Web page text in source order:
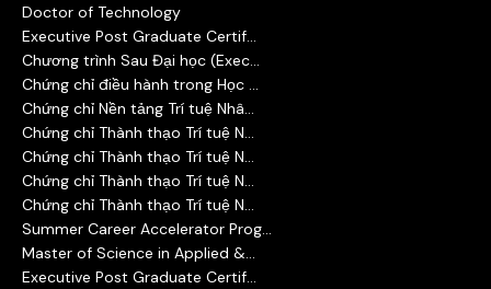
Doctor of Technology
Executive Post Graduate Certif...
Chương trình Sau Đại học (Exec...
Chứng chỉ điều hành trong Học ...
Chứng chỉ Nền tảng Trí tuệ Nhâ...
Chứng chỉ Thành thạo Trí tuệ N...
Chứng chỉ Thành thạo Trí tuệ N...
Chứng chỉ Thành thạo Trí tuệ N...
Chứng chỉ Thành thạo Trí tuệ N...
Summer Career Accelerator Prog...
Master of Science in Applied &...
Executive Post Graduate Certif...